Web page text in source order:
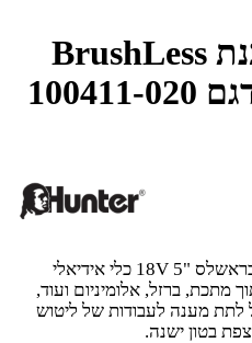
משחזת זווית נטענת BrushLess
18V – גוף בלבד דגם 100411-020
משחזת זווית נטענת (גוף בלבד) בראשלס "5 18V כלי אידיאלי
מתכת, ברזל, אלומיניום ועוד,
לתת מענה לעבודות של ליטוש
בטון ישנה.